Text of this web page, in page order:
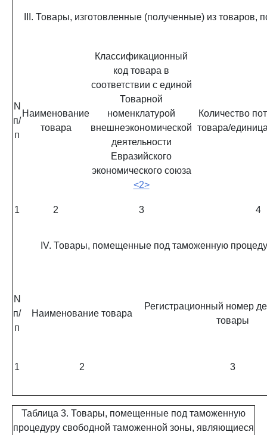
III. Товары, изготовленные (полученные) из
N
п/
п
Наименование
товара
Классификационный
код товара в
соответствии с единой
Товарной
номенклатурой
внешнеэкономической
деятельности
Евразийского
экономического союза
<2>
Количество
товара/
1 2 3 4
IV. Товары, помещенные под таможенную
N
п/
п
Наименование товара
Регистрационный номер
товары
1 2 3
Таблица 3. Товары, помещенные под таможенную
процедуру свободной таможенной зоны, являющиеся